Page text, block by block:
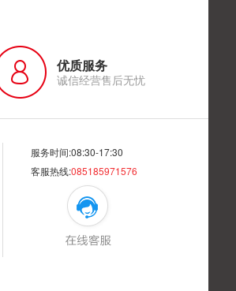
优质服务
诚信经营售后无忧
服务时间:08:30-17:30
客服热线:085185971576